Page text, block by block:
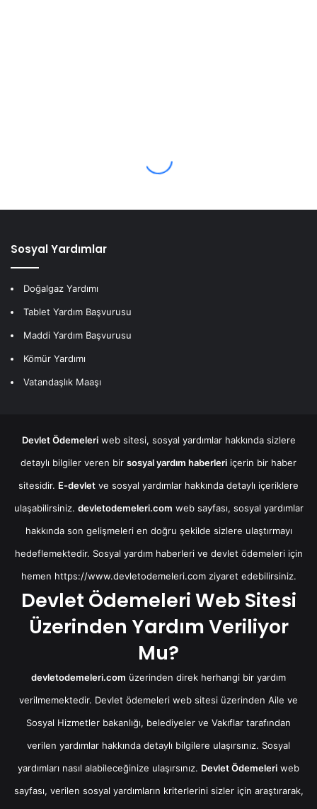
Sosyal Yardımlar
Doğalgaz Yardımı
Tablet Yardım Başvurusu
Maddi Yardım Başvurusu
Kömür Yardımı
Vatandaşlık Maaşı
Devlet Ödemeleriweb sitesi, sosyal yardımlar hakkında sizlere
detaylı bilgiler veren bir sosyal yardım haberleri içerin bir haber
sitesidir. E-devlet ve sosyal yardımlar hakkında detaylı içeriklere
ulaşabilirsiniz. devletodemeleri.com web sayfası, sosyal yardımlar
hakkında son gelişmeleri en doğru şekilde sizlere ulaştırmayı
hedeflemektedir. Sosyal yardım haberleri ve devlet ödemeleri için
hemen https://www.devletodemeleri.comziyaret edebilirsiniz.
Devlet Ödemeleri Web Sitesi
Üzerinden Yardım Veriliyor
Mu?
devletodemeleri.com üzerinden direk herhangi bir yardım
verilmemektedir. Devlet ödemeleri web sitesi üzerinden Aile ve
Sosyal Hizmetler bakanlığı, belediyeler ve Vakıflar tarafından
verilen yardımlar hakkında detaylı bilgilere ulaşırsınız. Sosyal
yardımları nasıl alabileceğinize ulaşırsınız. Devlet Ödemeleri web
sayfası, verilen sosyal yardımların kriterlerini sizler için araştırarak,